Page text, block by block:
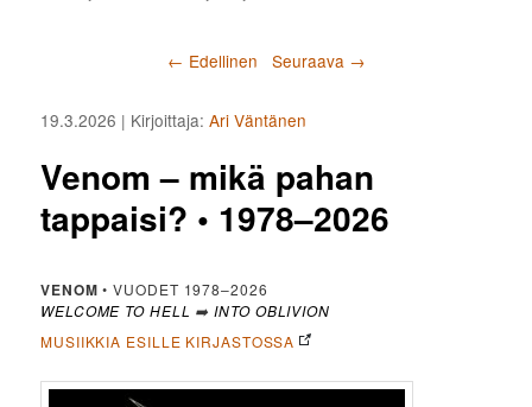
Artikkelien selaus
← Edellinen Seuraava →
Venom – mikä pahan
tappaisi? • 1978–2026
19.3.2026 | Kirjoittaja:Ari Väntänen
VENOM • VUODET 1978–2026
WELCOME TO HELL ➡️INTO OBLIVION
MUSIIKKIA ESILLE KIRJASTOSSA